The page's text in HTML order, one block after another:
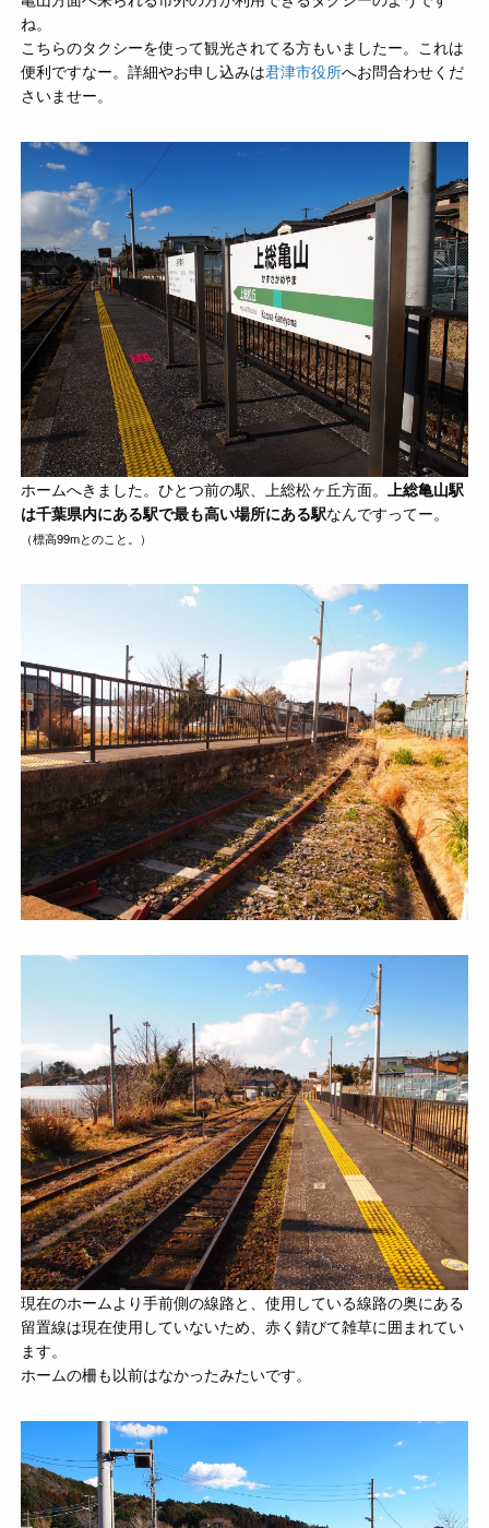
ね。
こちらのタクシーを使って観光されてる方もいましたー。これは
便利ですなー。詳細やお申し込みは君津市役所へお問合わせくだ
さいませー。
ホームへきました。ひとつ前の駅、上総松ヶ丘方面。上総亀山駅
は千葉県内にある駅で最も高い場所にある駅なんですってー。
（標高99mとのこと。）
現在のホームより手前側の線路と、使用している線路の奥にある
留置線は現在使用していないため、赤く錆びて雑草に囲まれてい
ます。
ホームの柵も以前はなかったみたいです。